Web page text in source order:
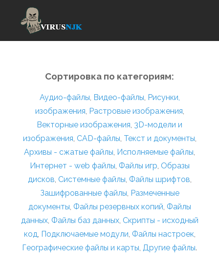
Сортировка по категориям:
Аудио-файлы, Видео-файлы, Рисунки,
изображения, Растровые изображения,
Векторные изображения, 3D-модели и
изображения, CAD-файлы, Текст и документы,
Архивы - сжатые файлы, Исполняемые файлы,
Интернет - web файлы, Файлы игр, Образы
дисков, Системные файлы, Файлы шрифтов,
Зашифрованные файлы, Размеченные
документы, Файлы резервных копий, Файлы
данных, Файлы баз данных, Скрипты - исходный
код, Подключаемые модули, Файлы настроек,
Географические файлы и карты, Другие файлы.